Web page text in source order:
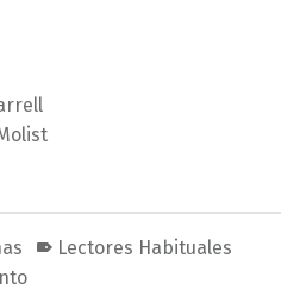
Lectores Habituales